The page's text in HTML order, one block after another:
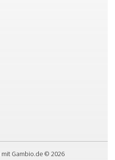
mit Gambio.de © 2026